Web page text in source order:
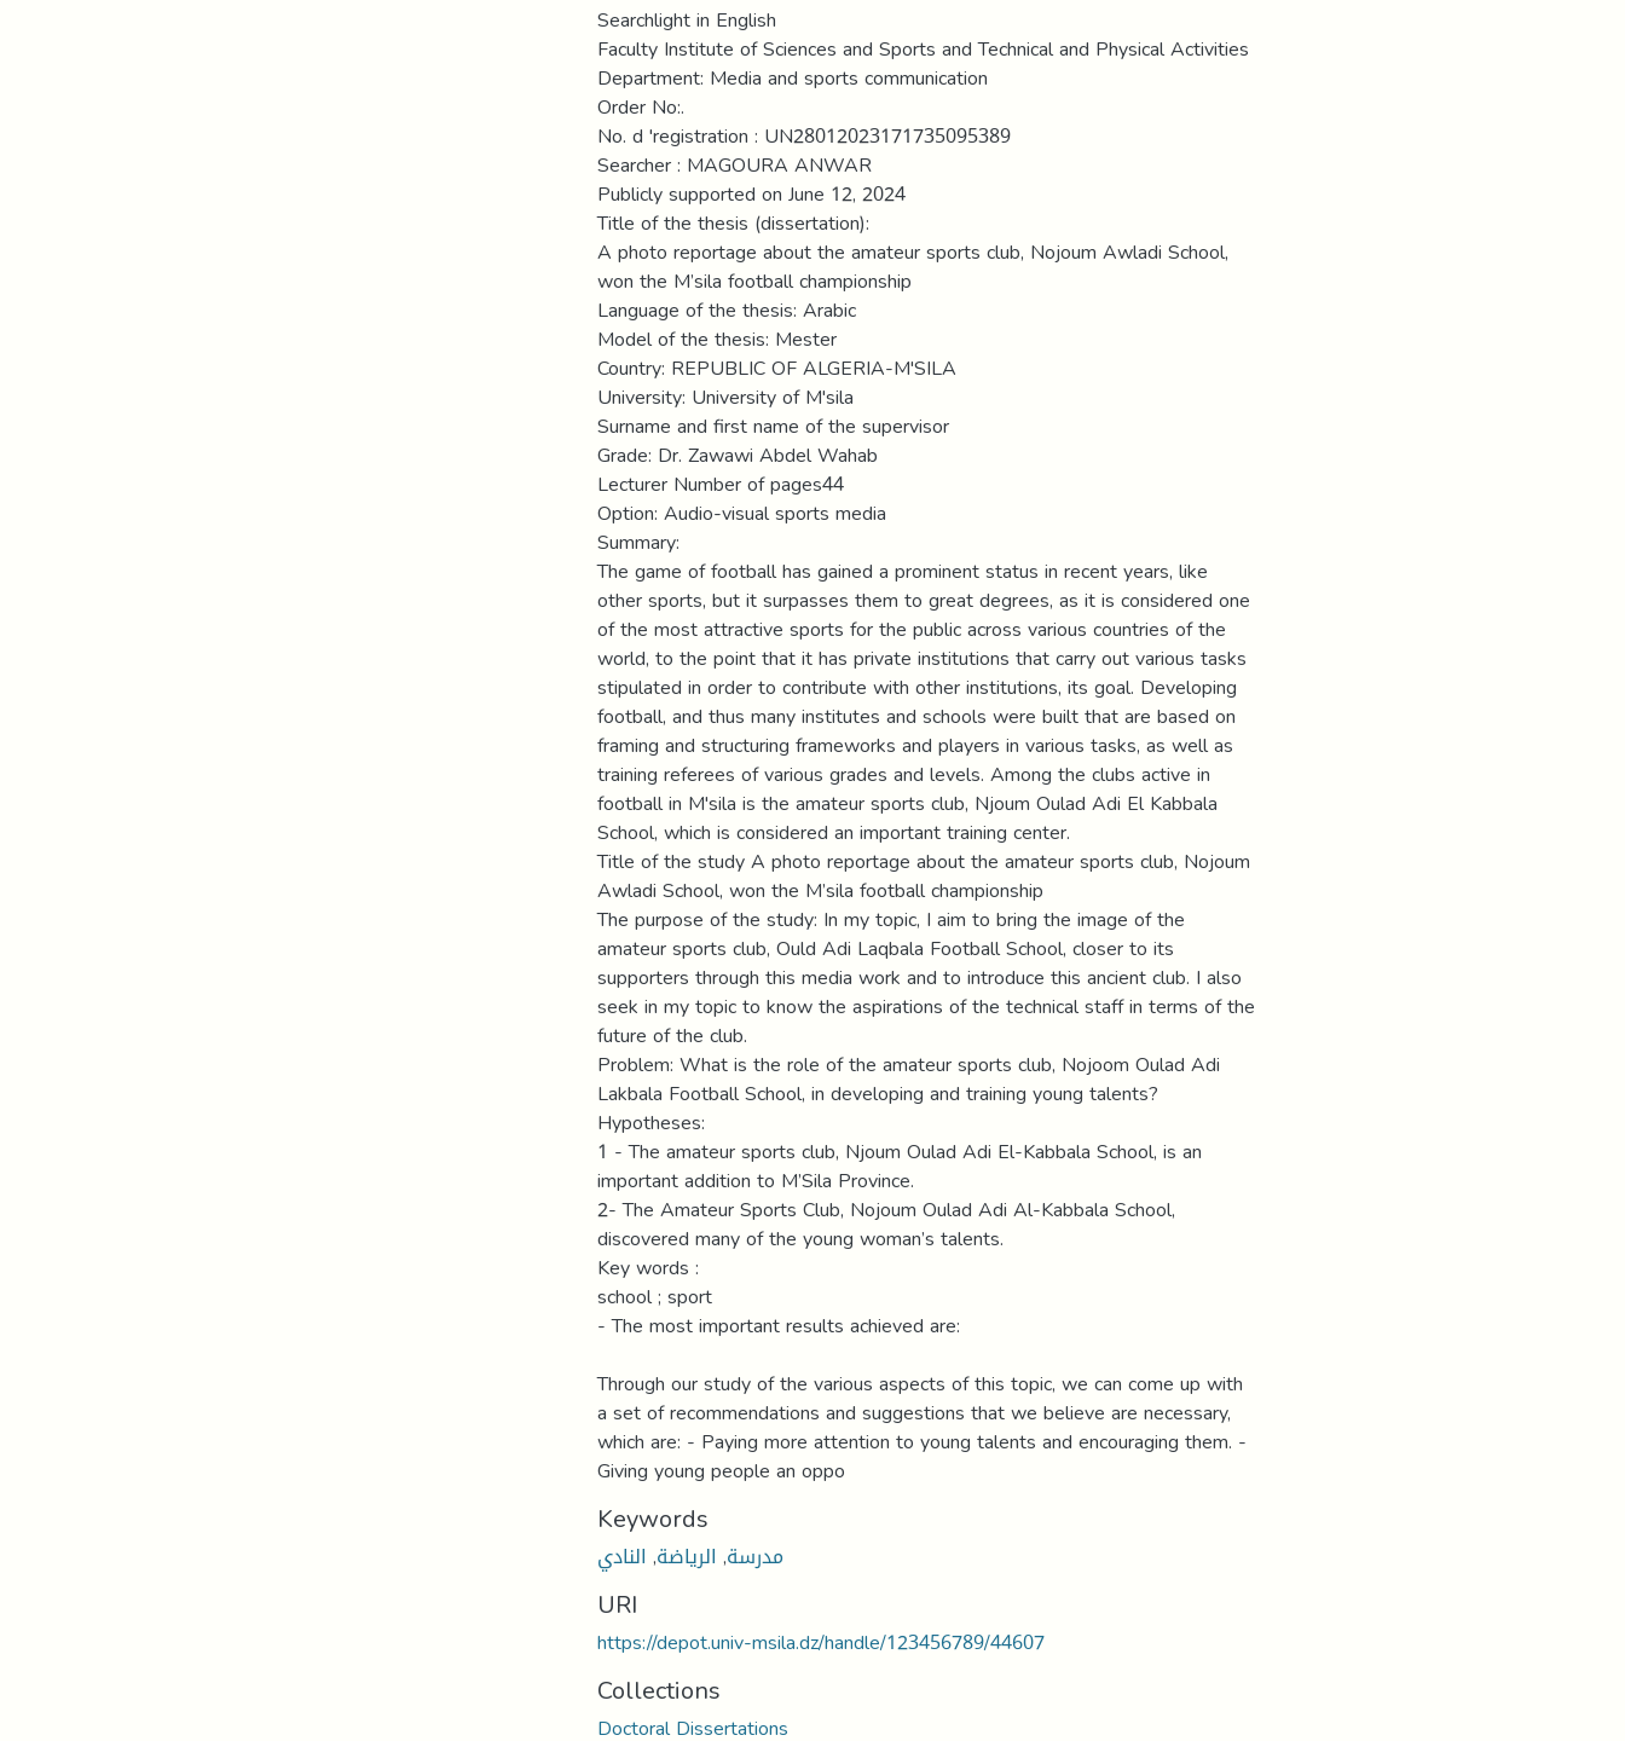
Searchlight in English
Faculty Institute of Sciences and Sports and Technical and Physical Activities
Department: Media and sports communication
Order No:.
No. d 'registration : UN28012023171735095389
Searcher : MAGOURA ANWAR
Publicly supported on June 12, 2024
Title of the thesis (dissertation):
A photo reportage about the amateur sports club, Nojoum Awladi School,
won the M’sila football championship
Language of the thesis: Arabic
Model of the thesis: Mester
Country: REPUBLIC OF ALGERIA-M'SILA
University: University of M'sila
Surname and first name of the supervisor
Grade: Dr. Zawawi Abdel Wahab
Lecturer Number of pages44
Option: Audio-visual sports media
Summary:
The game of football has gained a prominent status in recent years, like
other sports, but it surpasses them to great degrees, as it is considered one
of the most attractive sports for the public across various countries of the
world, to the point that it has private institutions that carry out various tasks
stipulated in order to contribute with other institutions, its goal. Developing
football, and thus many institutes and schools were built that are based on
framing and structuring frameworks and players in various tasks, as well as
training referees of various grades and levels. Among the clubs active in
football in M'sila is the amateur sports club, Njoum Oulad Adi El Kabbala
School, which is considered an important training center.
Title of the study A photo reportage about the amateur sports club, Nojoum
Awladi School, won the M’sila football championship
The purpose of the study: In my topic, I aim to bring the image of the
amateur sports club, Ould Adi Laqbala Football School, closer to its
supporters through this media work and to introduce this ancient club. I also
seek in my topic to know the aspirations of the technical staff in terms of the
future of the club.
Problem: What is the role of the amateur sports club, Nojoom Oulad Adi
Lakbala Football School, in developing and training young talents?
Hypotheses:
1 - The amateur sports club, Njoum Oulad Adi El-Kabbala School, is an
important addition to M’Sila Province.
2- The Amateur Sports Club, Nojoum Oulad Adi Al-Kabbala School,
discovered many of the young woman’s talents.
Key words :
school ; sport
- The most important results achieved are:
Through our study of the various aspects of this topic, we can come up with
a set of recommendations and suggestions that we believe are necessary,
which are: - Paying more attention to young talents and encouraging them. -
Giving young people an oppo
Keywords
مدرسة, الرياضة, النادي
URI
https://depot.univ-msila.dz/handle/123456789/44607
Collections
Doctoral Dissertations